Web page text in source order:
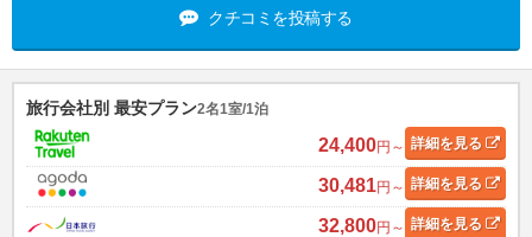
クチコミを投稿する
旅行会社別 最安プラン2名1室/1泊
24,400円～ 詳細を見る
30,481円～ 詳細を見る
32,800円～ 詳細を見る